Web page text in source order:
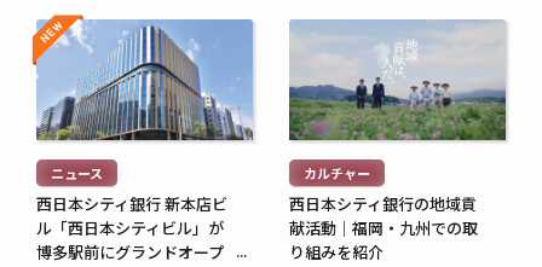
続
き
読
む
>
NEW
NEW
ニュース
西日本シティ銀行 新本店ビ
ル「西日本シティビル」が
博多駅前にグランドオープ
続
を
読
む
> カルチャー
西日本シティ銀行の地域貢
献活動｜福岡・九州での取
り組みを紹介